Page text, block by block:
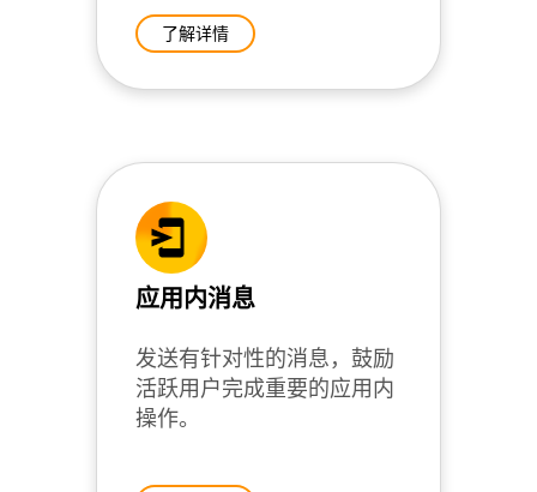
了解详情
应用内消息
发送有针对性的消息，鼓励
活跃用户完成重要的应用内
操作。